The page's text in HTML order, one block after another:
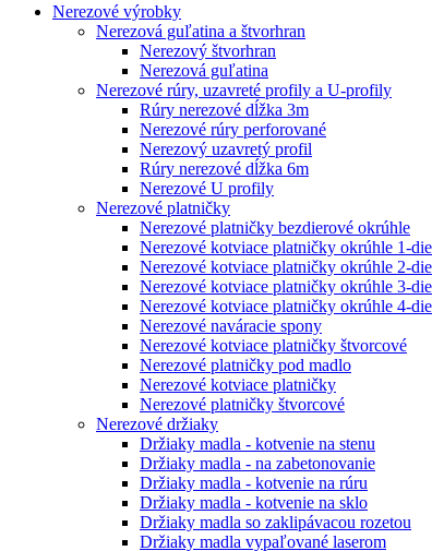
Nerezové výrobky
Nerezová guľatina a štvorhran
Nerezový štvorhran
Nerezová guľatina
Nerezové rúry, uzavreté profily a U-profily
Rúry nerezové dĺžka 3m
Nerezové rúry perforované
Nerezový uzavretý profil
Rúry nerezové dĺžka 6m
Nerezové U profily
Nerezové platničky
Nerezové platničky bezdierové okrúhle
Nerezové kotviace platničky okrúhle 1-
Nerezové kotviace platničky okrúhle 2-
Nerezové kotviace platničky okrúhle 3-
Nerezové kotviace platničky okrúhle 4-
Nerezové naváracie spony
Nerezové kotviace platničky štvorcové
Nerezové platničky pod madlo
Nerezové kotviace platničky
Nerezové platničky štvorcové
Nerezové držiaky
Držiaky madla - kotvenie na stenu
Držiaky madla - na zabetonovanie
Držiaky madla - kotvenie na rúru
Držiaky madla - kotvenie na sklo
Držiaky madla so zaklipávacou rozetou
Držiaky madla vypaľované laserom